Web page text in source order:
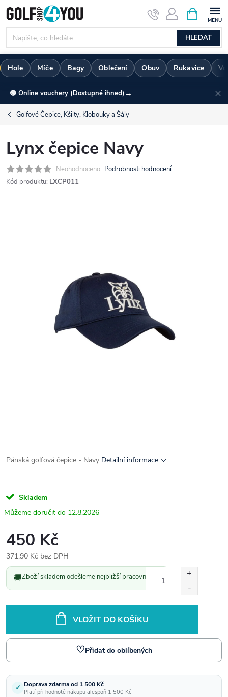
Přejít
na
obsah
HLEDAT
NÁKUPNÍ
KOŠÍK
Hole Míče Bagy Oblečení Obuv Rukavice
🟢 Online vouchery (Dostupné ihned) →
Golfové Čepice, Kšilty, Klobouky a Šály
Lynx čepice Navy
Neohodnoceno Podrobnosti hodnocení
Kód produktu: LXCP011
Pánská golfová čepice - Navy Detailní informace
Skladem
12.8.2026
450 Kč
371,90 Kč bez DPH
Měrná
cena:
🚚Zboží skladem odešleme nejbližší pracovní den.
VLOŽIT DO KOŠÍKU
♡Přidat do oblíbených
✓ Doprava zdarma od 1 500 Kč
Platí při hodnotě nákupu alespoň 1 500 Kč